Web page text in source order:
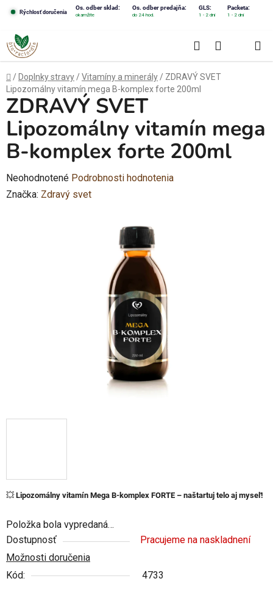
obsah
Rýchlosť doručenia
Os. odber sklad: Os. odber predajňa: GLS: Packeta:
okamžite do 24 hod. 1 - 2 dni 1 - 2 dni
Hľadať
KOŠÍK
Domov
/ Doplnky stravy /Vitamíny a minerály / ZDRAVÝ SVET
Lipozomálny vitamín mega B-komplex forte 200ml
💥Lipozomálny vitamín Mega B-komplex FORTE – naštartuj telo aj myseľ!
Položka bola vypredaná…
Dostupnosť
Pracujeme na naskladnení
Možnosti doručenia
Kód:
4733
ZDRAVÝ SVET
Lipozomálny vitamín mega
B-komplex forte 200ml
Priemerné
hodnotenie
Neohodnotené Podrobnosti hodnotenia
Značka: Zdravý svet